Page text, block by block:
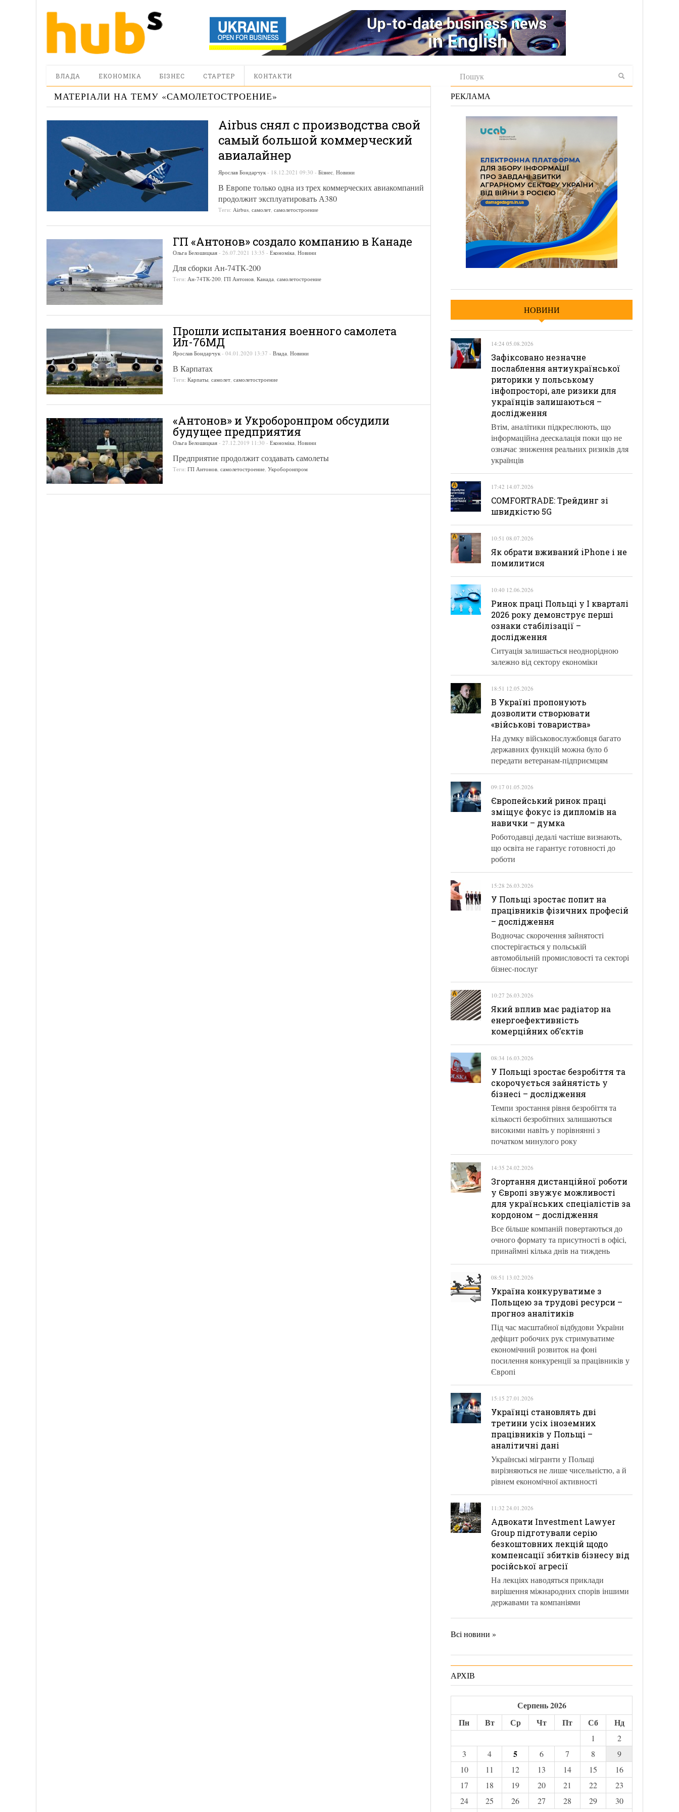
ВЛАДА ЕКОНОМІКА БІЗНЕС СТАРТЕР КОНТАКТИ
МАТЕРІАЛИ НА ТЕМУ «САМОЛЕТОСТРОЕНИЕ»
Airbus снял с производства свой
самый большой коммерческий
авиалайнер
Ярослав Бондарчук - 18.12.2021 09:30 - Бізнес, Новини
В Европе только одна из трех коммерческих авиакомпаний
продолжит эксплуатировать А380
Теги: Airbus, самолет, самолетостроение
ГП «Антонов» создало компанию в Канаде
Ольга Белошицкая - 26.07.2021 13:35 - Економіка, Новини
Для сборки Ан-74ТК-200
Теги: Ан-74ТК-200, ГП Антонов, Канада, самолетостроение
Прошли испытания военного самолета
Ил-76МД
Ярослав Бондарчук - 04.01.2020 13:37 - Влада, Новини
В Карпатах
Теги: Карпаты, самолет, самолетостроение
«Антонов» и Укроборонпром обсудили
будущее предприятия
Ольга Белошицкая - 27.12.2019 11:30 - Економіка, Новини
Предприятие продолжит создавать самолеты
Теги: ГП Антонов, самолетостроение, Укроборонпром
РЕКЛАМА
НОВИНИ
14:24 05.08.2026
Зафіксовано незначне
послаблення антиукраїнської
риторики у польському
інфопросторі, але ризики для
українців залишаються –
дослідження
Втім, аналітики підкреслюють, що
інформаційна деескалація поки що не
означає зниження реальних ризиків для
українців
17:42 14.07.2026
COMFORTRADE: Трейдинг зі
швидкістю 5G
10:51 08.07.2026
Як обрати вживаний iPhone і не
помилитися
10:40 12.06.2026
Ринок праці Польщі у І кварталі
2026 року демонструє перші
ознаки стабілізації –
дослідження
Ситуація залишається неоднорідною
залежно від сектору економіки
18:51 12.05.2026
В Україні пропонують
дозволити створювати
«військові товариства»
На думку військовослужбовця багато
державних функцій можна було б
передати ветеранам-підприємцям
09:17 01.05.2026
Європейський ринок праці
зміщує фокус із дипломів на
навички – думка
Роботодавці дедалі частіше визнають,
що освіта не гарантує готовності до
роботи
15:28 26.03.2026
У Польщі зростає попит на
працівників фізичних професій
– дослідження
Водночас скорочення зайнятості
спостерігається у польській
автомобільній промисловості та секторі
бізнес-послуг
10:27 26.03.2026
Який вплив має радіатор на
енергоефективність
комерційних об’єктів
08:34 16.03.2026
У Польщі зростає безробіття та
скорочується зайнятість у
бізнесі – дослідження
Темпи зростання рівня безробіття та
кількості безробітних залишаються
високими навіть у порівнянні з
початком минулого року
14:35 24.02.2026
Згортання дистанційної роботи
у Європі звужує можливості
для українських спеціалістів за
кордоном – дослідження
Все більше компаній повертаються до
очного формату та присутності в офісі,
принаймні кілька днів на тиждень
08:51 13.02.2026
Україна конкуруватиме з
Польщею за трудові ресурси –
прогноз аналітиків
Під час масштабної відбудови України
дефіцит робочих рук стримуватиме
економічний розвиток на фоні
посилення конкуренції за працівників у
Європі
15:15 27.01.2026
Українці становлять дві
третини усіх іноземних
працівників у Польщі –
аналітичні дані
Українські мігранти у Польщі
вирізняються не лише чисельністю, а й
рівнем економічної активності
11:32 24.01.2026
Адвокати Investment Lawyer
Group підготували серію
безкоштовних лекцій щодо
компенсації збитків бізнесу від
російської агресії
На лекціях наводяться приклади
вирішення міжнародних спорів іншими
державами та компаніями
Всі новини »
АРХІВ
Серпень 2026
Пн
Вт Ср Чт Пт Сб Нд
1
2
3
4 5 6 7 8
9
10
11 12 13 14 15
16
17
18 19 20 21 22
23
24
25 26 27 28 29
30